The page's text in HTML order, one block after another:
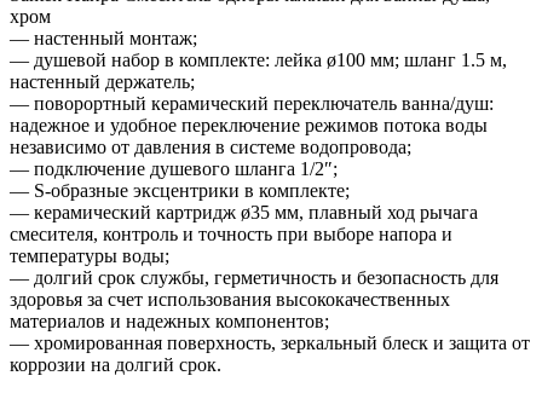
хром
— настенный монтаж;
— душевой набор в комплекте: лейка ø100 мм; шланг 1.5 м,
настенный держатель;
— поворортный керамический переключатель ванна/душ:
надежное и удобное переключение режимов потока воды
независимо от давления в системе водопровода;
— подключение душевого шланга 1/2″;
— S-образные эксцентрики в комплекте;
— керамический картридж ø35 мм, плавный ход рычага
смесителя, контроль и точность при выборе напора и
температуры воды;
— долгий срок службы, герметичность и безопасность для
здоровья за счет использования высококачественных
материалов и надежных компонентов;
— хромированная поверхность, зеркальный блеск и защита от
коррозии на долгий срок.